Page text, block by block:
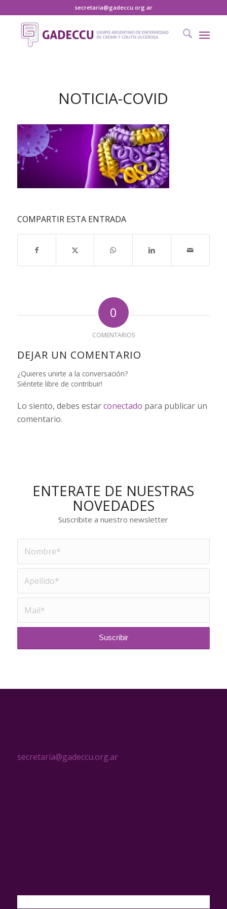
secretaria@gadeccu.org.ar
NOTICIA-COVID
COMPARTIR ESTA ENTRADA
0
COMENTARIOS
DEJAR UN COMENTARIO
¿Quieres unirte a la conversación?
Siéntete libre de contribuir!
Lo siento, debes estarconectado para publicar un
comentario.
ENTERATE DE NUESTRAS
NOVEDADES
Suscribite a nuestro newsletter
secretaria@gadeccu.org.ar